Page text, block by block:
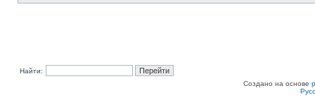
Найти:
Создано на основе